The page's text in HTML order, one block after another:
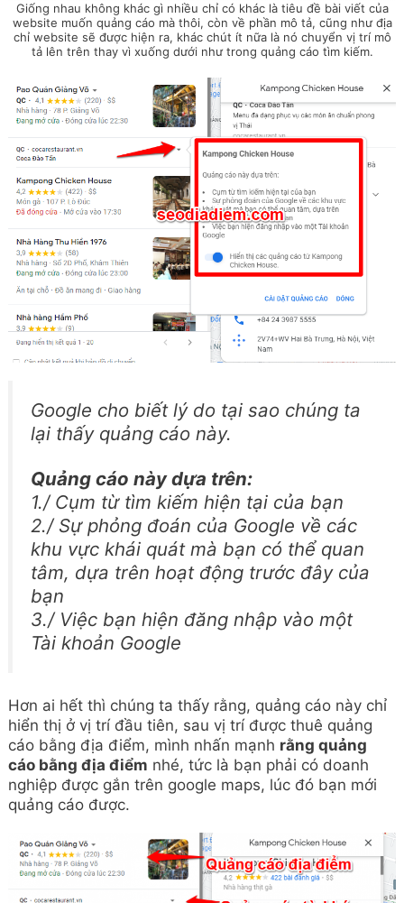
Giống nhau không khác gì nhiều chỉ có khác là tiêu đề bài viết của
website muốn quảng cáo mà thôi, còn về phần mô tả, cũng như địa
chỉ website sẽ được hiện ra, khác chút ít nữa là nó chuyển vị trí mô
tả lên trên thay vì xuống dưới như trong quảng cáo tìm kiếm.
Google cho biết lý do tại sao chúng ta
lại thấy quảng cáo này.
Quảng cáo này dựa trên:
1./ Cụm từ tìm kiếm hiện tại của bạn
2./ Sự phỏng đoán của Google về các
khu vực khái quát mà bạn có thể quan
tâm, dựa trên hoạt động trước đây của
bạn
3./ Việc bạn hiện đăng nhập vào một
Tài khoản Google
Hơn ai hết thì chúng ta thấy rằng, quảng cáo này chỉ
hiển thị ở vị trí đầu tiên, sau vị trí được thuê quảng
cáo bằng địa điểm, mình nhấn mạnh rằng quảng
cáo bằng địa điểm nhé, tức là bạn phải có doanh
nghiệp được gắn trên google maps, lúc đó bạn mới
quảng cáo được.